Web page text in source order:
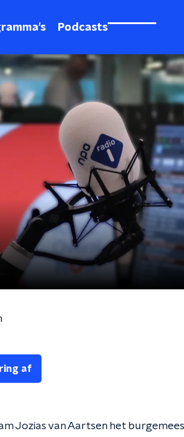
Podcasts
af
Jozias van Aartsen het